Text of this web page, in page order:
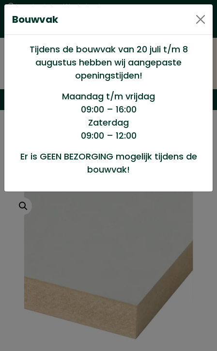
Levering in heel Nederland
Goede kwaliteitsproducten met een eerlijke prijs
Plaat materialen
MDF plaat 16mm gegrond
MDF plaat 16mm gegrond
Bouwvak
Tijdens de bouwvak van 20 juli t/m 8
augustus hebben wij aangepaste
openingstijden!
Maandag t/m vrijdag
09:00 – 16:00
Zaterdag
09:00 – 12:00
Er is GEEN BEZORGING mogelijk tijdens de
bouwvak!